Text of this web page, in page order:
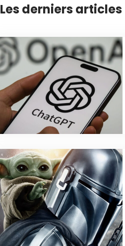
Les derniers articles